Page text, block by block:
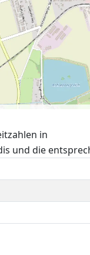
in
und die